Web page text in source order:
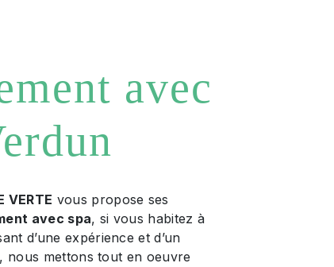
avec
VERTE vous propose ses
avec spa, si vous habitez à
d’une expérience et d’un
nous mettons tout en oeuvre